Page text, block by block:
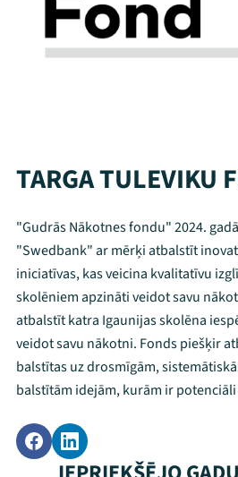
TARGA TULEVIKU
"Gudrās Nākotnes fondu" 2024.
"Swedbank" ar mērķi atbalstīt
iniciatīvas, kas veicina kvalitatīvu
skolēniem apzināti veidot savu
atbalstīt katra Igaunijas skolēna
veidot savu nākotni. Fonds piešķir
balstītas uz drosmīgām,
balstītām idejām, kurām ir